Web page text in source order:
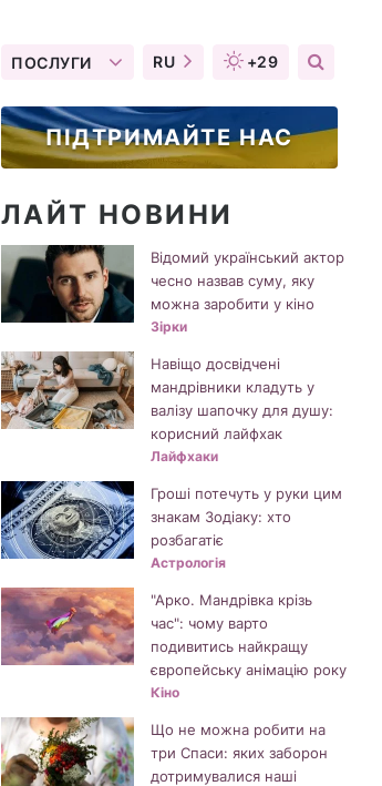
ПОСЛУГИ RU +29
ПІДТРИМАЙТЕ НАС
ЛАЙТ НОВИНИ
Відомий український актор
чесно назвав суму, яку
можна заробити у кіно
Зірки
Навіщо досвідчені
мандрівники кладуть у
валізу шапочку для душу:
корисний лайфхак
Лайфхаки
Гроші потечуть у руки цим
знакам Зодіаку: хто
розбагатіє
Астрологія
"Арко. Мандрівка крізь
час": чому варто
подивитись найкращу
європейську анімацію року
Кіно
Що не можна робити на
три Спаси: яких заборон
дотримувалися наші